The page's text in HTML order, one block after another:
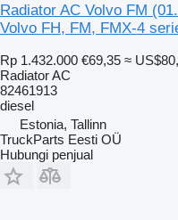
Radiator AC Volvo FM
Volvo FH, FM, FMX-4
Rp 1.432.000 €69,35 ≈
Radiator AC
82461913
diesel
Estonia, Tallinn
TruckParts Eesti OÜ
Hubungi penjual